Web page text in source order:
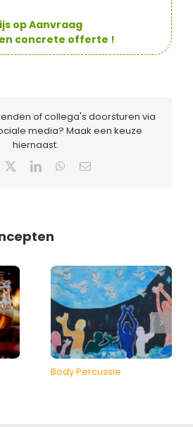
op Aanvraag
concrete offerte !
of collega's doorsturen via
media? Maak een keuze
hiernaast.
LinkedInWhatsApp
E-
Body Percussie